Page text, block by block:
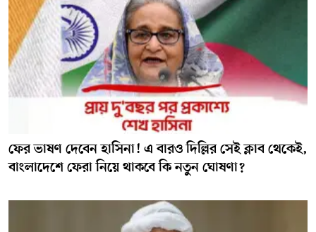
ফের ভাষণ দেবেন হাসিনা! এ বারও দিল্লির সেই ক্লাব থেকেই,
বাংলাদেশে ফেরা নিয়ে থাকবে কি নতুন ঘোষণা?